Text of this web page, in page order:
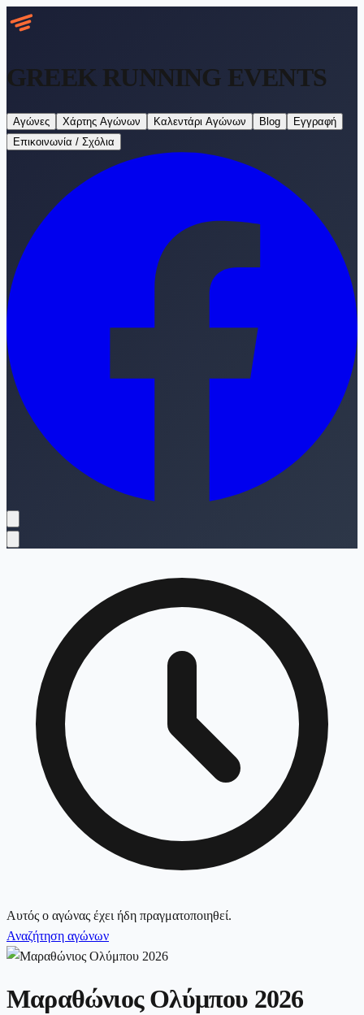
GREEK RUNNING EVENTS
Αγώνες Χάρτης Αγώνων Καλεντάρι Αγώνων Blog
Εγγραφή
Επικοινωνία / Σχόλια
Αυτός ο αγώνας έχει ήδη πραγματοποιηθεί.
Αναζήτηση αγώνων
Μαραθώνιος Ολύμπου 2026